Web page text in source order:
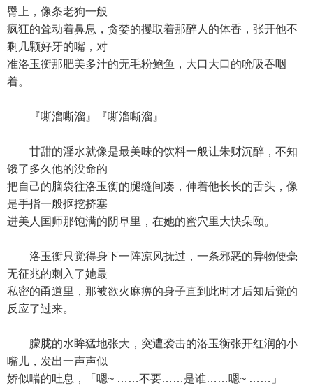
臀上，像条老狗一般
疯狂的耸动着鼻息，贪婪的攫取着那醉人的体香，张开他不
剩几颗好牙的嘴，对
准洛玉衡那肥美多汁的无毛粉鲍鱼，大口大口的吮吸吞咽
着。
『嘶溜嘶溜』『嘶溜嘶溜』
甘甜的淫水就像是最美味的饮料一般让朱财沉醉，不知
饿了多久他的没命的
把自己的脑袋往洛玉衡的腿缝间凑，伸着他长长的舌头，像
是手指一般抠挖挤塞
进美人国师那饱满的阴阜里，在她的蜜穴里大快朵颐。
洛玉衡只觉得身下一阵凉风抚过，一条邪恶的异物便毫
无征兆的刺入了她最
私密的甬道里，那被欲火麻痹的身子直到此时才后知后觉的
反应了过来。
朦胧的水眸猛地张大，突遭袭击的洛玉衡张开红润的小
嘴儿，发出一声声似
娇似喘的吐息，「嗯~ ……不要……是谁……嗯~ ……」